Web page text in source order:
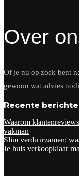
Over
Of je nu op zoek bent
gewoon wat advies
Recente
Waarom
vakman
Slim verduurzamen:
Je huis verkoopklaar